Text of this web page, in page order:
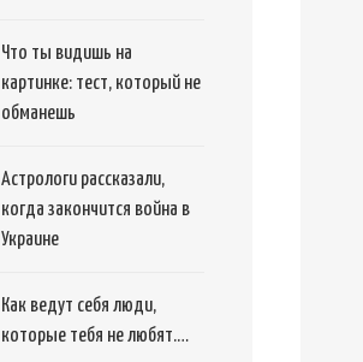
Что ты видишь на
картинке: тест, который не
обманешь
Астрологи рассказали,
когда закончится война в
Украине
Как ведут себя люди,
которые тебя не любят.…